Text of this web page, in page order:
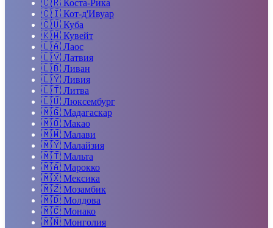
🇨🇷 Коста-Рика
🇨🇮 Кот-д'Ивуар
🇨🇺 Куба
🇰🇼 Кувейт
🇱🇦 Лаос
🇱🇻 Латвия
🇱🇧 Ливан
🇱🇾 Ливия
🇱🇹 Литва
🇱🇺 Люксембург
🇲🇬 Мадагаскар
🇲🇴 Макао
🇲🇼 Малави
🇲🇾 Малайзия
🇲🇹 Мальта
🇲🇦 Марокко
🇲🇽 Мексика
🇲🇿 Мозамбик
🇲🇩 Молдова
🇲🇨 Монако
🇲🇳 Монголия